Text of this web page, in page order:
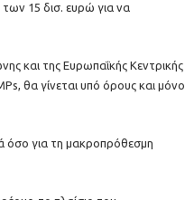
15 δισ. ευρώ για να
και της Ευρωπαΐκής Κεντρικής
θα γίνεται υπό όρους και μόνο
όσο για τη μακροπρόθεσμη